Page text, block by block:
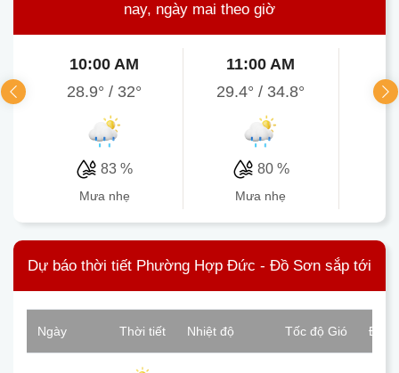
nay, ngày mai theo giờ
10:00 AM
28.9°/ 32°
83 %
mưa nhẹ
11:00 AM
29.4°/ 34.8°
80 %
mưa nhẹ
Dự báo thời tiết Phường Hợp Đức - Đồ Sơn sắp tới
Ngày Thời tiết Nhiệt độ Tốc độ Gió Độ